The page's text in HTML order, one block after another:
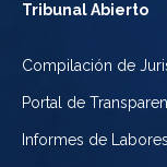
Tribunal Abierto
Compilación de
Portal de
Informes de Labores